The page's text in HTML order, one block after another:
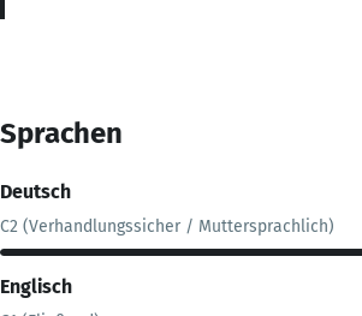
Sprachen
Deutsch
C2 (Verhandlungssicher / Muttersprachlich)
Englisch